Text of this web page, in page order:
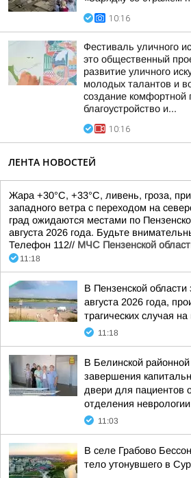
10:16
Фестиваль уличного
это общественный
развитие уличного
молодых талантов и
создание комфортной
благоустройство и...
10:16
ЛЕНТА НОВОСТЕЙ
Жара +30°С, +33°С, ливень, гроза,
западного ветра с переходом на
град ожидаются местами по
августа 2026 года. Будьте
Телефон 112// МЧС Пензенской
11:18
В Пензенской области
августа 2026 года,
трагических случая
11:18
В Белинской
завершения
двери для пациентов
отделения неврологии
11:03
В селе Грабово
тело утонувшего в